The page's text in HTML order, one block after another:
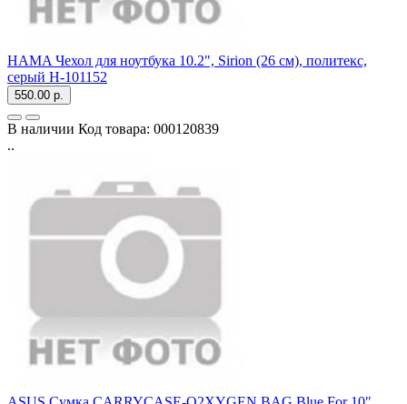
HAMA Чехол для ноутбука 10.2", Sirion (26 см), политекс,
серый H-101152
550.00 р.
В наличии Код товара: 000120839
..